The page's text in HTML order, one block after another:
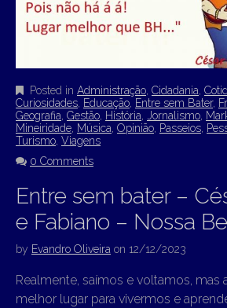
Posted in Administração, Cidadania,
Curiosidades, Educação, Entre sem Bater,
Geografia, Gestão, História, Jornalismo,
Mineiridade, Música, Opinião, Passeios,
Turismo, Viagens
0 Comments
Entre sem bater –
e Fabiano – Nossa
by Evandro Oliveira on 12/12/2023
Realmente, saímos e voltamos, mas
melhor lugar para vivermos e